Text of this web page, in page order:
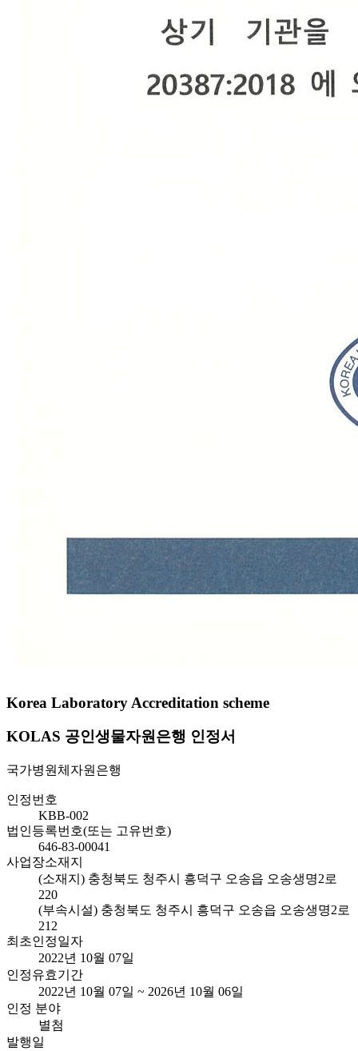
Korea Laboratory Accreditation scheme
KOLAS 공인생물자원은행 인정서
국가병원체자원은행
인정번호
KBB-002
법인등록번호(또는 고유번호)
646-83-00041
사업장소재지
(소재지) 충청북도 청주시 흥덕구 오송읍 오송생명2로
220
(부속시설) 충청북도 청주시 흥덕구 오송읍 오송생명2로
212
최초인정일자
2022년 10월 07일
인정유효기간
2022년 10월 07일 ~ 2026년 10월 06일
인정 분야
별첨
발행일